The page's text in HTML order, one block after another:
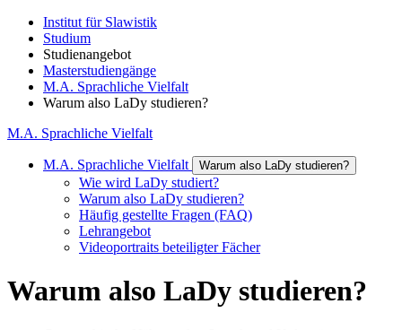
Institut für Slawistik
Studium
Studienangebot
Masterstudiengänge
M.A. Sprachliche Vielfalt
Warum also LaDy studieren?
M.A. Sprachliche Vielfalt
M.A. Sprachliche Vielfalt Warum also LaDy studieren?
Wie wird LaDy studiert?
Warum also LaDy studieren?
Häufig gestellte Fragen (FAQ)
Lehrangebot
Videoportraits beteiligter Fächer
Warum also LaDy studieren?